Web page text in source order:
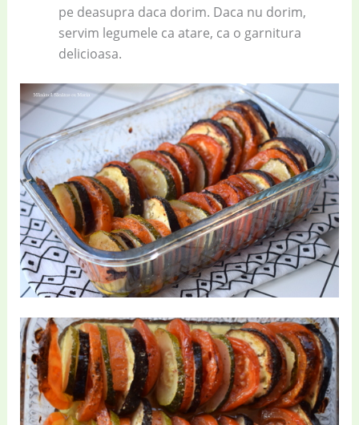
pe deasupra daca dorim. Daca nu dorim,
servim legumele ca atare, ca o garnitura
delicioasa.